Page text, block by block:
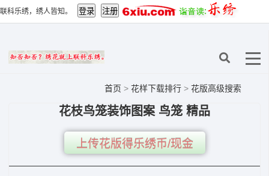
联科乐绣，绣人皆知。
首页 > 花样下载排行 > 花版高级搜索
花枝鸟笼装饰图案 鸟笼 精品
上传花版得乐绣币/现金